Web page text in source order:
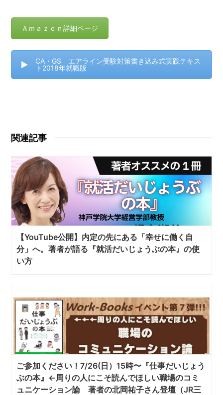
Ａｍａｚｏｎ詳細ページ
CA・GS エアライン受験対策書き込み式実践テキス
ト2018年就職版
関連記事
【YouTube公開】内定の先にある「幸せに働く自
分」へ。著者が語る『就活だいじょうぶの本』の使
い方
ご参加ください！7/26(日）15時〜『仕事だいじょう
ぶの本』←周りの人にこそ読んでほしい職場のコミ
ュニケーション論 著者の北岡祐子さん登壇（JR三